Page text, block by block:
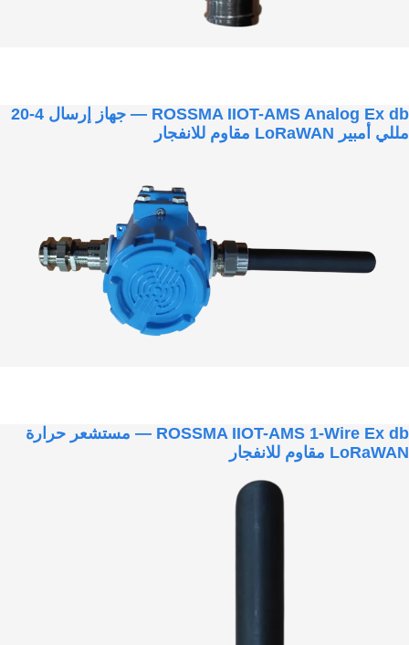
ROSSMA IIOT-AMS Analog Ex db — جهاز إرسال 4-20
مللي أمبير LoRaWAN مقاوم للانفجار
ROSSMA IIOT-AMS 1-Wire Ex db — مستشعر حرارة
LoRaWAN مقاوم للانفجار